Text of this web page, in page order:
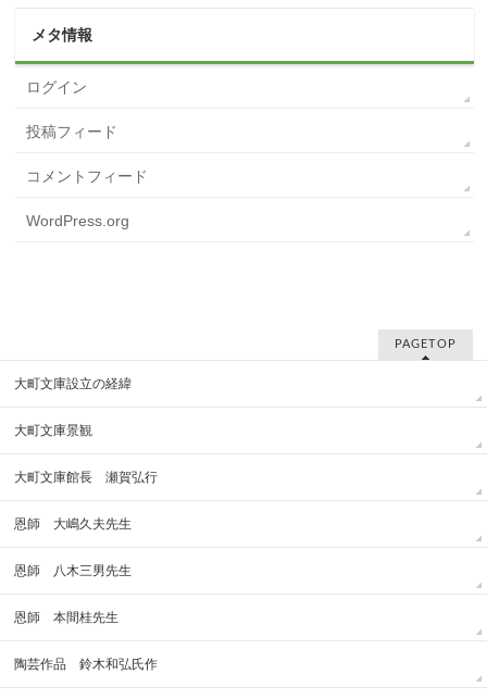
メタ情報
ログイン
投稿フィード
コメントフィード
WordPress.org
PAGETOP
大町文庫設立の経緯
大町文庫景観
大町文庫館長 瀬賀弘行
恩師 大嶋久夫先生
恩師 八木三男先生
恩師 本間桂先生
陶芸作品 鈴木和弘氏作